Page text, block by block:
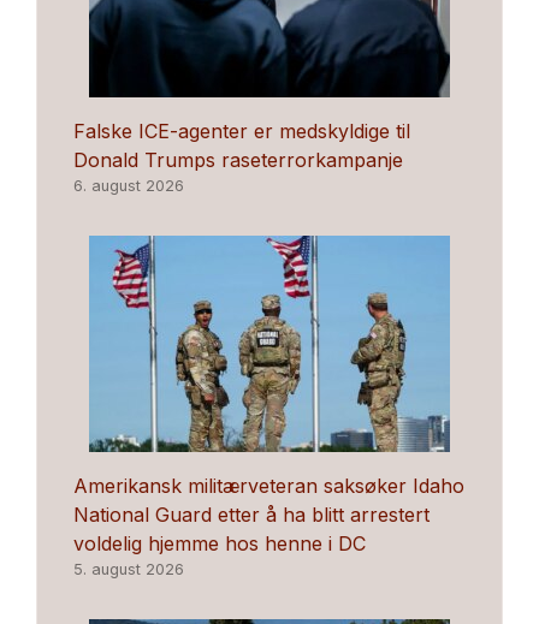
Falske ICE-agenter er medskyldige til
Donald Trumps raseterrorkampanje
6. august 2026
Amerikansk militærveteran saksøker Idaho
National Guard etter å ha blitt arrestert
voldelig hjemme hos henne i DC
5. august 2026